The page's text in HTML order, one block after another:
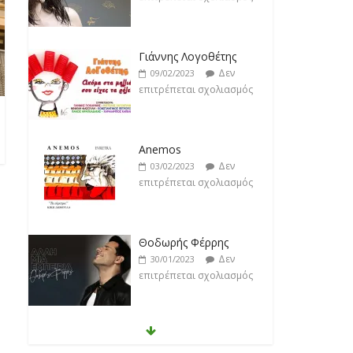
Γιάννης Λογοθέτης
09/02/2023
Δεν
επιτρέπεται σχολιασμός
Anemos
03/02/2023
Δεν
επιτρέπεται σχολιασμός
Θοδωρής Φέρρης
30/01/2023
Δεν
επιτρέπεται σχολιασμός
Νίκος Ζιώγαλας